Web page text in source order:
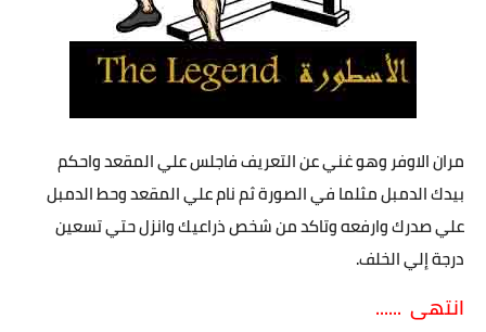
مران الاوفر وهو غني عن التعريف فاجلس علي المقعد واحكم
بيدك الدمبل مثلما في الصورة ثم نام علي المقعد وحط الدمبل
علي صدرك وارفعه وتاكد من شخص ذراعيك وانزل حتي تسعين
درجة إلي الخلف.
انتهى ......